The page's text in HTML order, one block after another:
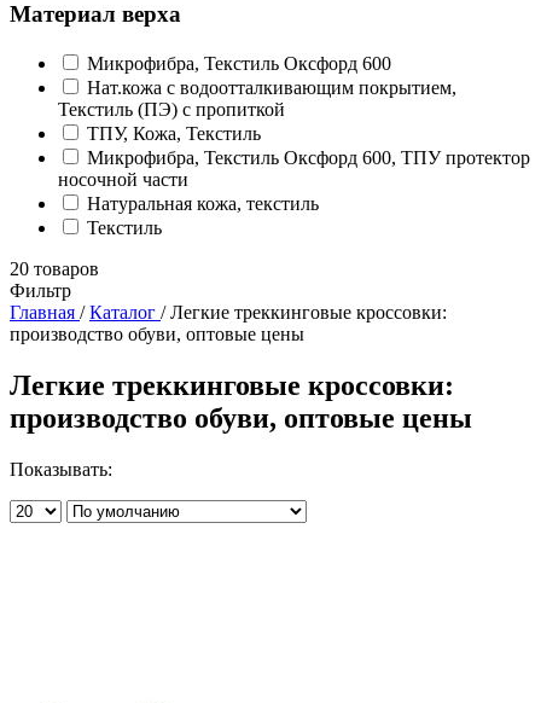
Материал верха
Микрофибра, Текстиль Оксфорд 600
Нат.кожа с водоотталкивающим покрытием,
Текстиль (ПЭ) с пропиткой
ТПУ, Кожа, Текстиль
Микрофибра, Текстиль Оксфорд 600, ТПУ протектор
носочной части
Натуральная кожа, текстиль
Текстиль
20 товаров
Фильтр
Главная / Каталог / Легкие треккинговые кроссовки:
производство обуви, оптовые цены
Легкие треккинговые кроссовки:
производство обуви, оптовые цены
Показывать: